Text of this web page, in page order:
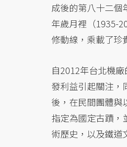
成後的第八十二個
年歲月裡（1935-
修動線，乘載了珍
自2012年台北機
發利益引起關注，
後，在民間團體與
指定為國定古蹟，
術歷史，以及鐵道